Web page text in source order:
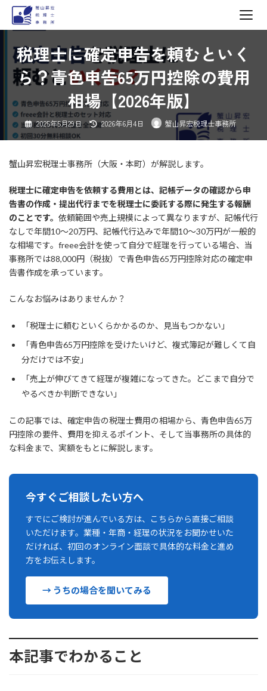
キ
に
税理士に確定申告を頼むといく
ら？青色申告65万円控除の費用
相場【2026年版】
2025年5月29日 最
終
新
:
2026年6月4日 蟹山昇宏税理士事務所
蟹山昇宏税理士事務所（大阪・本町）が解説します。
税理士に確定申告を依頼する費用とは、記帳データの確認から申
告書の作成・提出代行までを税理士に委託する際に発生する報酬
のことです。 依頼範囲や売上規模によって異なりますが、記帳代行
なしで年間10〜20万円、記帳代行込みで年間10〜30万円が一般的
な相場です。freee会計を使って自分で経理を行っている場合、当
事務所では88,000円（税抜）で青色申告65万円控除対応の確定申
告書作成を承っています。
こんなお悩みはありませんか？
「税理士に頼むといくらかかるのか、見当もつかない」
「青色申告65万円控除を受けたいけど、複式簿記が難しくて自
分だけでは不安」
「売上が伸びてきて経理が複雑になってきた。どこまで自分で
やるべきか判断できない」
この記事では、確定申告の税理士費用の相場から、青色申告65万
円控除の要件、費用を抑えるポイント、そして当事務所の具体的
な料金まで、実額をもとに解説します。
今すぐご相談したい方へ
すでにご検討が進んでいる方は、こちらから直接ご相談
いただけます。業種・年商・経理の状況をお聞かせいた
だければ、初回のオンライン面談で具体的な料金と進め
方をお伝えします。
→ うちの場合を聞いてみる
本記事でわかること